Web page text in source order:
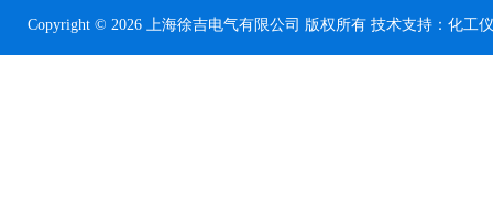
Copyright © 2026 上海徐吉电气有限公司 版权所有 技术支持： 化工